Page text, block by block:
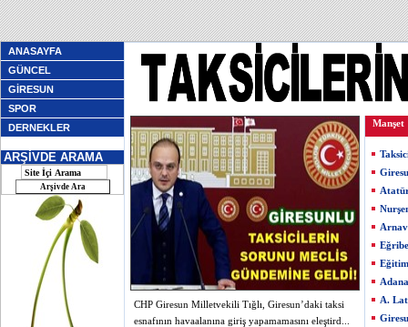
ANASAYFA
GÜNCEL
GİRESUN
SPOR
DERNEKLER
ARŞİVDE ARAMA
CHP Giresun Milletvekili Tığlı, Giresun’daki taksi
esnafının havaalanına giriş yapamamasını eleştird...
Manşet
A.